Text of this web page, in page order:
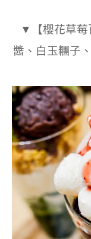
▼【櫻花草莓
醬、白玉糰子